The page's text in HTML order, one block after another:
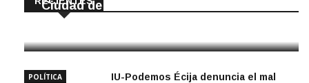
Ciudad de las Torres
POLÍTICA
IU-Podemos Écija denuncia el mal